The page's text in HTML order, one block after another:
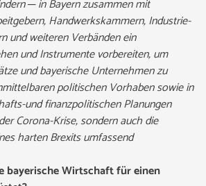
─ in Bayern zusammen mit
Handwerkskammern, Industrie-
und weiteren Verbänden ein
und Instrumente vorbereiten, um
und bayerische Unternehmen zu
politischen Vorhaben sowie in
und finanzpolitischen Planungen
Corona-Krise, sondern auch die
harten Brexits umfassend
bayerische Wirtschaft für einen